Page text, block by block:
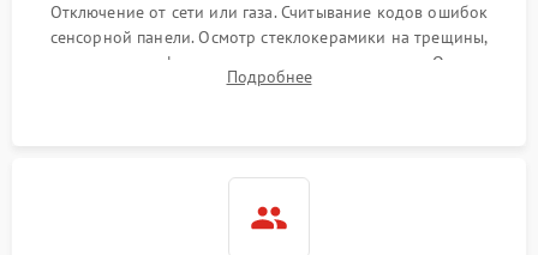
Отключение от сети или газа. Считывание кодов ошибок
сенсорной панели. Осмотр стеклокерамики на трещины,
проверка конфорок на равномерность нагрева. Опрос
клиента о симптомах (не включается, не видит посуду,
Подробнее